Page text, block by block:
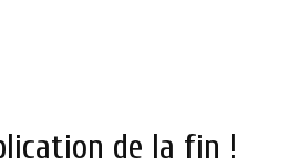
de la fin !